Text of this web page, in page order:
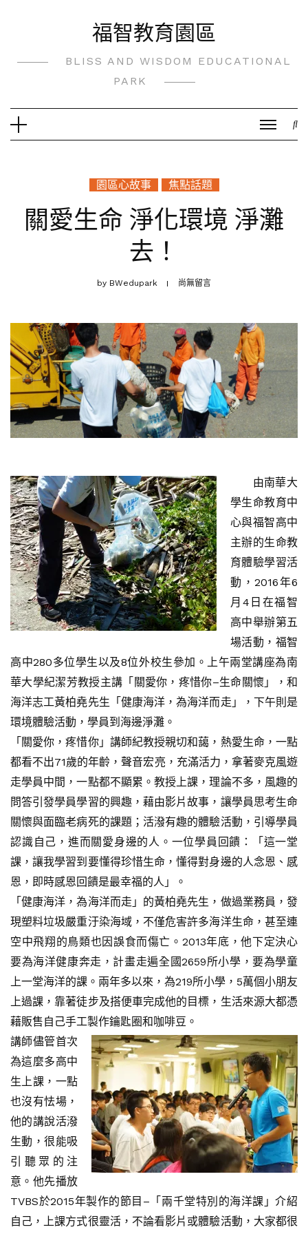
福智教育園區
BLISS AND WISDOM EDUCATIONAL
PARK
園區心故事 焦點話題
關愛生命 淨化環境 淨灘
去！
by BWedupark 尚無留言
由南華大
學生命教育中
心與福智高中
主辦的生命教
育體驗學習活
動，2016年6
月4日在福智
高中舉辦第五
場活動，福智
高中280多位學生以及8位外校生參加。上午兩堂講座為南
華大學紀潔芳教授主講「關愛你，疼惜你–生命關懷」，和
海洋志工黃柏堯先生「健康海洋，為海洋而走」，下午則是
環境體驗活動，學員到海邊淨灘。
「關愛你，疼惜你」講師紀教授親切和藹，熱愛生命，一點
都看不出71歲的年齡，聲音宏亮，充滿活力，拿著麥克風遊
走學員中間，一點都不顯累。教授上課，理論不多，風趣的
問答引發學員學習的興趣，藉由影片故事，讓學員思考生命
關懷與面臨老病死的課題；活潑有趣的體驗活動，引導學員
認識自己，進而關愛身邊的人。一位學員回饋：「這一堂
課，讓我學習到要懂得珍惜生命，懂得對身邊的人念恩、感
恩，即時感恩回饋是最幸福的人」。
「健康海洋，為海洋而走」的黃柏堯先生，做過業務員，發
現塑料垃圾嚴重汙染海域，不僅危害許多海洋生命，甚至連
空中飛翔的鳥類也因誤食而傷亡。2013年底，他下定決心
要為海洋健康奔走，計畫走遍全國2659所小學，要為學童
上一堂海洋的課。兩年多以來，為219所小學，5萬個小朋友
上過課，靠著徒步及搭便車完成他的目標，生活來源大都憑
藉販售自己手工製作鑰匙圈和咖啡豆。
講師儘管首次
為這麼多高中
生上課，一點
也沒有怯場，
他的講說活潑
生動，很能吸
引聽眾的注
意。他先播放
TVBS於2015年製作的節目–「兩千堂特別的海洋課」介紹
自己，上課方式很靈活，不論看影片或體驗活動，大家都很